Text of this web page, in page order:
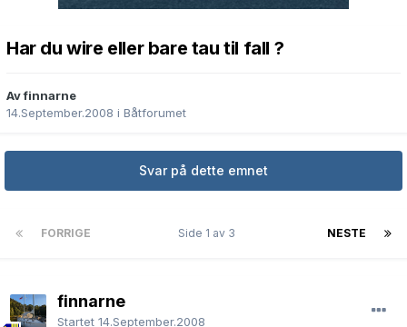
Har du wire eller bare tau til fall ?
Av finnarne
14.September.2008 i Båtforumet
Svar på dette emnet
FORRIGE NESTE
Side 1 av 3
finnarne
Startet 14.September.2008